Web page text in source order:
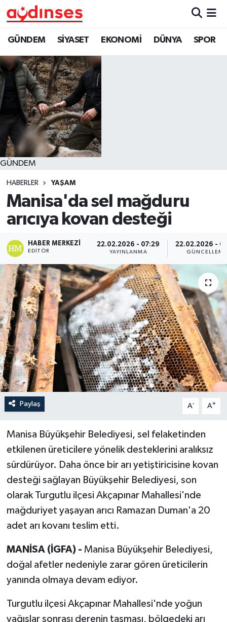
GÜNDEM SİYASET EKONOMİ DÜNYA SPOR
GÜNDEM
HABERLER YAŞAM
Manisa'da sel mağduru
arıcıya kovan desteği
HABER MERKEZI
EDITÖR
22.02.2026 - 07:29
YAYINLANMA
22.02.2026 -
GÜNCELLEME
Paylaş A- A+
Manisa Büyükşehir Belediyesi, sel felaketinden
etkilenen üreticilere yönelik desteklerini aralıksız
sürdürüyor. Daha önce bir arı yetiştiricisine kovan
desteği sağlayan Büyükşehir Belediyesi, son
olarak Turgutlu ilçesi Akçapınar Mahallesi'nde
mağduriyet yaşayan arıcı Ramazan Duman'a 20
adet arı kovanı teslim etti.
MANİSA (İGFA) - Manisa Büyükşehir Belediyesi,
doğal afetler nedeniyle zarar gören üreticilerin
yanında olmaya devam ediyor.
Turgutlu ilçesi Akçapınar Mahallesi'nde yoğun
yağışlar sonrası derenin taşması, bölgedeki arı
GÜNDEM
SİYASET
EKONOMİ
DÜNYA
SPOR
MAGAZİN
YAŞAM
Nöbetçi Eczaneler
Hava Durumu
Aydin Namaz Vakitleri
Trafik Durumu
Süper Lig Puan Durumu ve Fikstür
Tüm Manşetler
Son Dakika Haberleri
Haber Arşivi